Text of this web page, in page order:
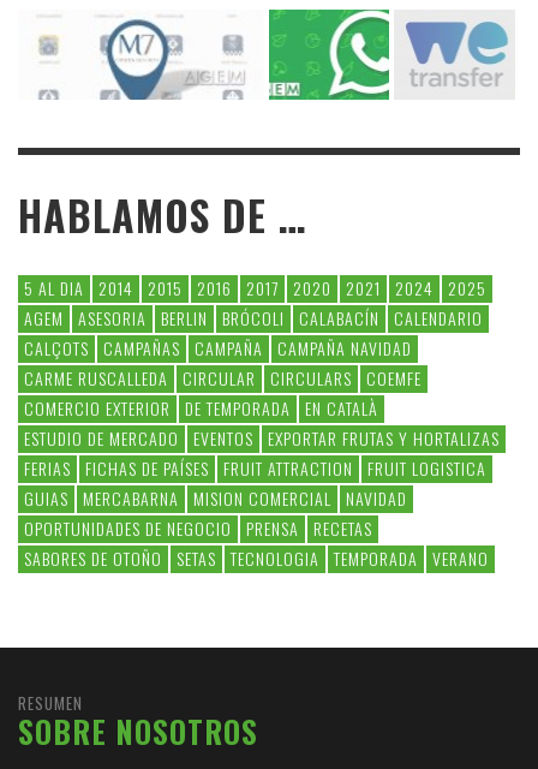
HABLAMOS DE …
5 AL DIA 2014 2015 2016 2017 2020 2021 2024
2025
AGEM
ASESORIA BERLIN BRÓCOLI CALABACÍN
CALENDARIO
CALÇOTS
CAMPAÑAS CAMPAÑA
CAMPAÑA NAVIDAD
CARME RUSCALLEDA
CIRCULAR CIRCULARS
COEMFE
COMERCIO EXTERIOR
DE TEMPORADA
EN CATALÀ
ESTUDIO DE MERCADO
EVENTOS
EXPORTAR FRUTAS Y HORTALIZAS
FERIAS
FICHAS DE PAÍSES FRUIT ATTRACTION
FRUIT LOGISTICA
GUIAS
MERCABARNA MISION COMERCIAL
NAVIDAD
OPORTUNIDADES DE NEGOCIO
PRENSA
RECETAS
SABORES DE OTOÑO
SETAS TECNOLOGIA TEMPORADA VERANO
RESUMEN
SOBRE NOSOTROS